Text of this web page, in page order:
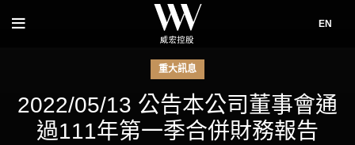
EN
重大訊息
2022/05/13 公告本公司董事會通
過111年第一季合併財務報告